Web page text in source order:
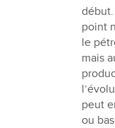
point
le
mais
peut
ou